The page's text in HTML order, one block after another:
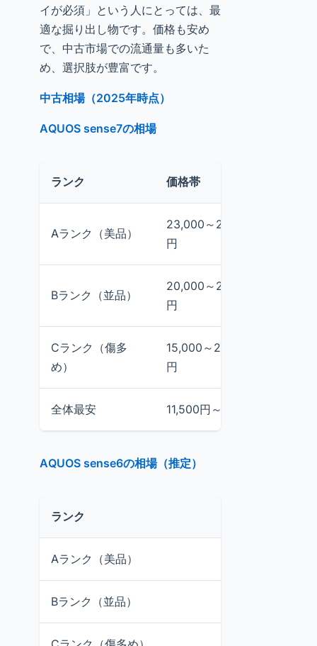
イが必須」という人にとっては、最
適な掘り出し物です。価格も安め
で、中古市場での流通量も多いた
め、選択肢が豊富です。
中古相場（2025年時点）
AQUOS sense7の相場
ランク 価格帯
Aランク（美品）
23,000～27,000
円
Bランク（並品）
20,000～23,000
円
Cランク（傷多
め）
15,000～20,000
円
全体最安 11,500円～
AQUOS sense6の相場（推定）
ランク
Aランク（美品）
Bランク（並品）